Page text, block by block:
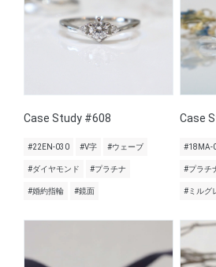
Case Study #608
#22EN-030 #V字 #ウェーブ
#ダイヤモンド #プラチナ
#婚約指輪 #鏡面
Case
#18MA-
#プラチ
#ミルグ